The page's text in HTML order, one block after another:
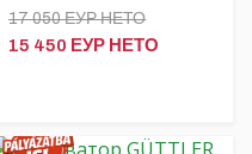
17 050 ЕУР НЕТО
15 450 ЕУР НЕТО